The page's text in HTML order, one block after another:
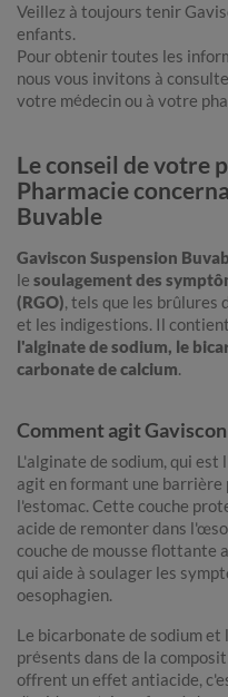
Veillez à toujours tenir
enfants.
Pour obtenir toutes les
nous vous invitons à
votre médecin ou à votre
Le conseil de votre
Pharmacie
Buvable
Gaviscon Suspension
le soulagement des
(RGO), tels que les brûlures
et les indigestions. Il
l'alginate de sodium, le
carbonate de calcium.
Comment agit
L'alginate de sodium, qui
agit en formant une
l'estomac. Cette couche
acide de remonter dans
couche de mousse flottante
qui aide à soulager les
oesophagien.
Le bicarbonate de sodium
présents dans de la
offrent un effet antiacide,